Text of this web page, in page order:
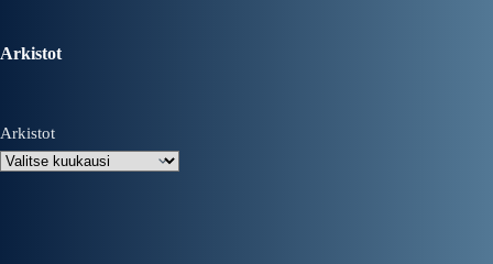
Arkistot
Arkistot